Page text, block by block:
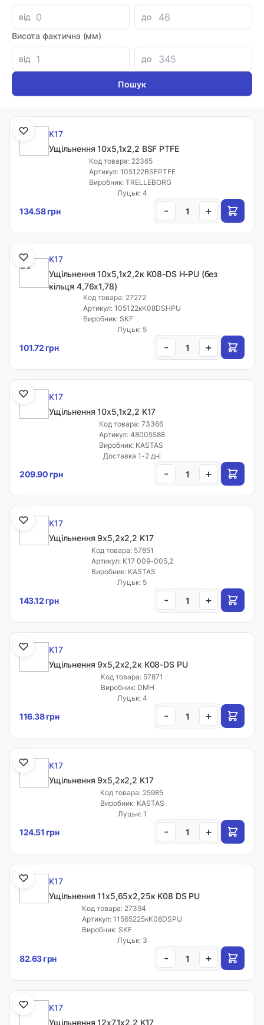
від
до
Висота фактична (мм)
від до
Ущільнення 12х4,5х3,2 SPGO PTFE
Код товара: 31132
Артикул: 124532SPGOPTFE
Луцьк: 45
K17
Ущільнення 10х5,1х2,2 BSF PTFE
Код товара: 22365
Артикул: 105122BSFPTFE
Виробник: TRELLEBORG
Луцьк: 4
134.58 грн - +
K17
Ущільнення 10х5,1х2,2к K08-DS H-PU (без
кільця 4,76х1,78)
Код товара: 27272
Артикул: 105122кK08DSHPU
Виробник: SKF
Луцьк: 5
101.72 грн - +
K17
Ущільнення 10х5,1х2,2 K17
Код товара: 73366
Артикул: 48005588
Виробник: KASTAS
Доставка 1-2 дні
209.90 грн - +
K17
Ущільнення 9х5,2х2,2 K17
Код товара: 57851
Артикул: K17 009-005,2
Виробник: KASTAS
Луцьк: 5
143.12 грн - +
K17
Ущільнення 9х5,2х2,2к K08-DS PU
Код товара: 57871
Виробник: DMH
Луцьк: 4
116.38 грн - +
K17
Ущільнення 9х5,2х2,2 K17
Код товара: 25985
Виробник: KASTAS
Луцьк: 1
124.51 грн - +
K17
Ущільнення 11х5,65х2,25к K08 DS PU
Код товара: 27394
Артикул: 11565225кK08DSPU
Виробник: SKF
Луцьк: 3
82.63 грн - +
K17
Ущільнення 12х7,1х2,2 K17